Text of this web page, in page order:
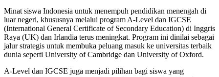
Minat siswa Indonesia untuk menempuh pendidikan menengah di
luar negeri, khususnya melalui program A-Level dan IGCSE
(International General Certificate of Secondary Education) di Inggris
Raya (UK) dan Irlandia terus meningkat. Program ini dinilai sebagai
jalur strategis untuk membuka peluang masuk ke universitas terbaik
dunia seperti University of Cambridge dan University of Oxford.
A-Level dan IGCSE juga menjadi pilihan bagi siswa yang